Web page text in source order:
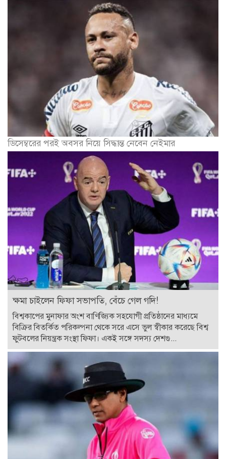
ডিসেম্বরের পরই অবসর নিয়ে সিদ্ধান্ত নেবেন নেইমার
ক্ষমা চাইলেন ফিফা সভাপতি, বেঁচে গেল গদি!
বিশ্বকাপের মুনাফার অংশ বাণিজ্যিক সহযোগী প্রতিষ্ঠানের মাধ্যমে
বিক্রির বিতর্কিত পরিকল্পনা থেকে সরে এসে ভুল স্বীকার করেছে বিশ্ব
ফুটবলের নিয়ন্ত্রক সংস্থা ফিফা। একই সঙ্গে সদস্য দেশগু...